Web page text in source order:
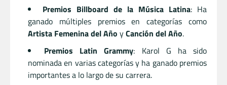
Premios Billboard de la Música Latina: Ha
ganado múltiples premios en categorías como
Artista Femenina del Año yCanción del Año.
Premios Latin Grammy: Karol G ha sido
nominada en varias categorías y ha ganado premios
importantes a lo largo de su carrera.